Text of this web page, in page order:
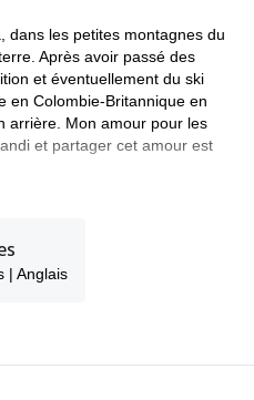
dans les petites montagnes du
Après avoir passé des
et éventuellement du ski
en Colombie-Britannique en
arrière. Mon amour pour les
et partager cet amour est
2010 et je suis un guide de ski
un membre professionnel
(CAA). Venez
Britannique avec moi !
| Anglais